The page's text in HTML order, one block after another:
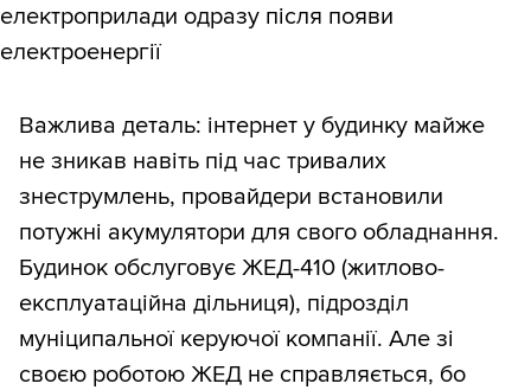
електроприлади одразу після появи
електроенергії
Важлива деталь: інтернет у будинку майже
не зникав навіть під час тривалих
знеструмлень, провайдери встановили
потужні акумулятори для свого обладнання.
Будинок обслуговує ЖЕД-410 (житлово-
експлуатаційна дільниця), підрозділ
муніципальної керуючої компанії. Але зі
своєю роботою ЖЕД не справляється, бо